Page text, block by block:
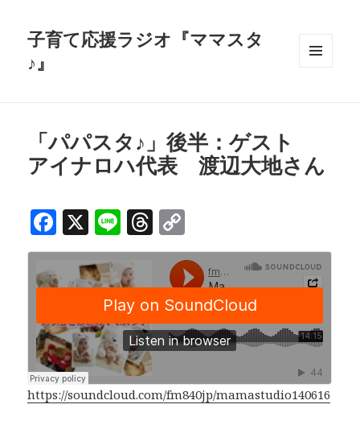
子育て応援ラジオ『ママスタ
♪』
「パパスタ♪」後半：ゲスト
アイナロハ代表 渡辺大地さん
F
a
c
e
b
o
o
k
X Li
n
e
T
h
e
a
d
s
o
p
y
Li
n
k
https://soundcloud.com/fm840jp/mamastudio140616